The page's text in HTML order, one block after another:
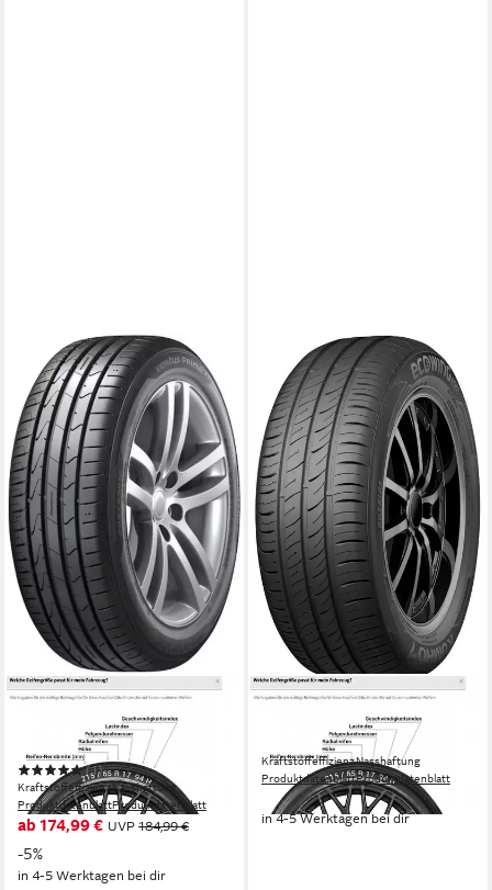
HANKOOK
Sommerreifen VENTUS
PRIME 3
(1)
Kraftstoffeffizienz
Produktdatenblatt
Nasshaftung
Produktdatenblatt
ab 174,99 € UVP 184,99 €
-5%
in 4-5 Werktagen bei dir
KUMHO
Sommerreifen EcoWing ES01
Kraftstoffeffizienz
Produktdatenblatt
Nasshaftung
Produktdatenblatt
86,99 €
in 4-5 Werktagen bei dir